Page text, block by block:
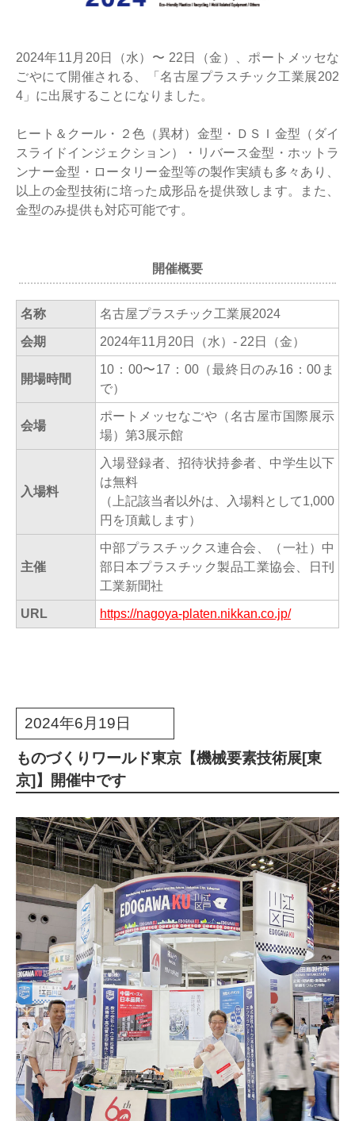
2024年11月20日（水）〜 22日（金）、ポートメッセな
ごやにて開催される、「名古屋プラスチック工業展202
4」に出展することになりました。
ヒート＆クール・２色（異材）金型・ＤＳＩ金型（ダイ
スライドインジェクション）・リバース金型・ホットラ
ンナー金型・ロータリー金型等の製作実績も多々あり、
以上の金型技術に培った成形品を提供致します。また、
金型のみ提供も対応可能です。
開催概要
名称 名古屋プラスチック工業展2024
会期 2024年11月20日（水）- 22日（金）
開場時間
10：00〜17：00（最終日のみ16：00ま
で）
会場
ポートメッセなごや（名古屋市国際展示
場）第3展示館
入場料
入場登録者、招待状持参者、中学生以下
は無料
（上記該当者以外は、入場料として1,000
円を頂戴します）
主催
中部プラスチックス連合会、（一社）中
部日本プラスチック製品工業協会、日刊
工業新聞社
URL https://nagoya-platen.nikkan.co.jp/
2024年6月19日
ものづくりワールド東京【機械要素技術展[東
京]】開催中です